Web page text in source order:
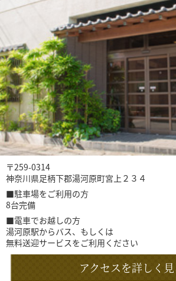
〒259-0314
神奈川県足柄下郡湯河原町宮上２３４
■駐車場をご利用の方
8台完備
■電車でお越しの方
湯河原駅からバス、もしくは
無料送迎サービスをご利用ください
アクセスを詳しく見